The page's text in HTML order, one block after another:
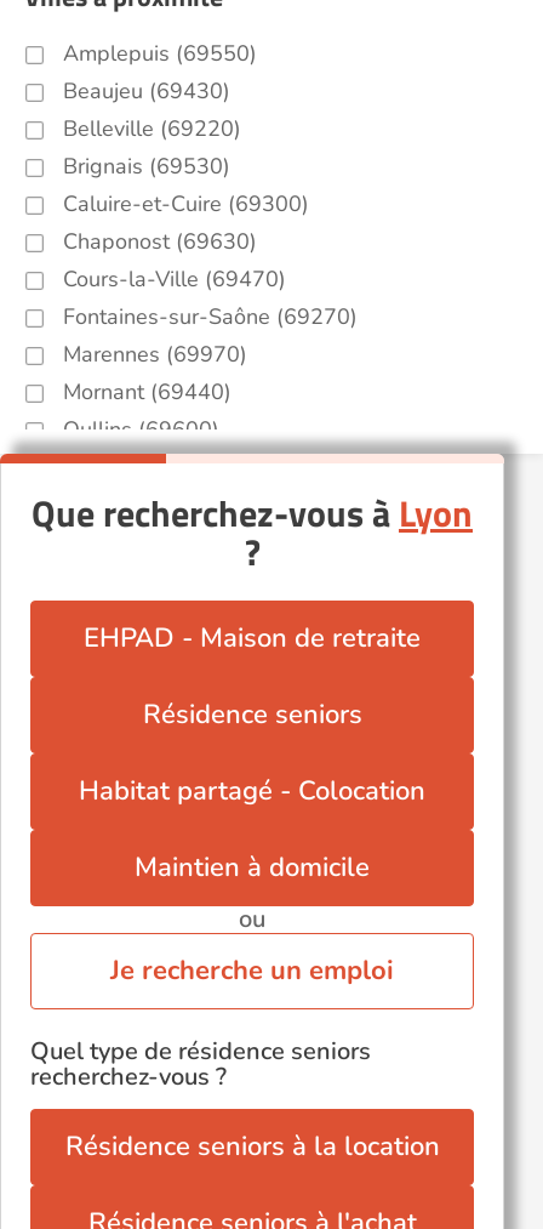
Amplepuis (69550)
Beaujeu (69430)
Belleville (69220)
Brignais (69530)
Caluire-et-Cuire (69300)
Chaponost (69630)
Cours-la-Ville (69470)
Fontaines-sur-Saône (69270)
Marennes (69970)
Mornant (69440)
Oullins (69600)
Saint-Genis-Laval (69230)
Sainte-Foy-lès-Lyon (69110)
Villeurbanne (69100)
Que recherchez-vous àLyon
?
EHPAD - Maison de retraite
Résidence seniors
Habitat partagé - Colocation
Maintien à domicile
ou
Je recherche un emploi
Quel type de résidence seniors
recherchez-vous ?
Résidence seniors à la location